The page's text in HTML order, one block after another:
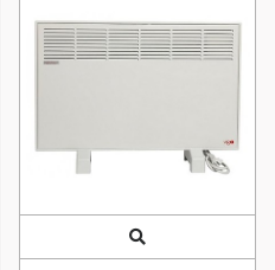
Quick View